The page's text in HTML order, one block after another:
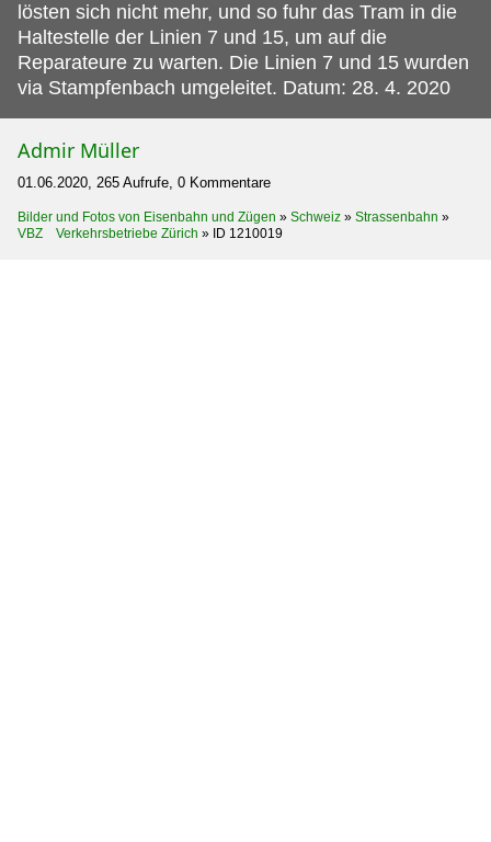
lösten sich nicht mehr, und so fuhr das Tram in die
Haltestelle der Linien 7 und 15, um auf die
Reparateure zu warten. Die Linien 7 und 15 wurden
via Stampfenbach umgeleitet. Datum: 28. 4. 2020
Admir Müller
01.06.2020, 265 Aufrufe, 0 Kommentare
Bilder und Fotos von Eisenbahn und Zügen » Schweiz » Strassenbahn »
VBZ Verkehrsbetriebe Zürich » ID 1210019